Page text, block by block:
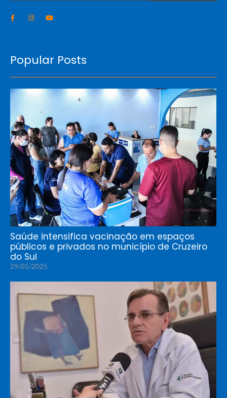
Popular Posts
Saúde intensifica vacinação em espaços
públicos e privados no município de Cruzeiro
do Sul
29/05/2025